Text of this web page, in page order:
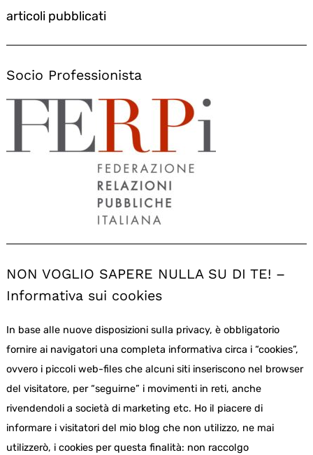
articoli pubblicati
Socio Professionista
NON VOGLIO SAPERE NULLA SU DI TE! –
Informativa sui cookies
In base alle nuove disposizioni sulla privacy, è obbligatorio
fornire ai navigatori una completa informativa circa i “cookies”,
ovvero i piccoli web-files che alcuni siti inseriscono nel browser
del visitatore, per “seguirne” i movimenti in reti, anche
rivendendoli a società di marketing etc. Ho il piacere di
informare i visitatori del mio blog che non utilizzo, ne mai
utilizzerò, i cookies per questa finalità: non raccolgo